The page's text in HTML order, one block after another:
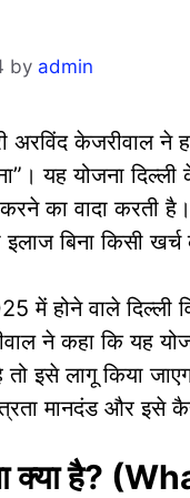
by admin
अरविंद केजरीवाल
यह योजना
करने का वादा करती
इलाज बिना किसी
में होने वाले दिल्ली
ने कहा कि यह
इसे लागू किया
मानदंड और इसे
क्या है?